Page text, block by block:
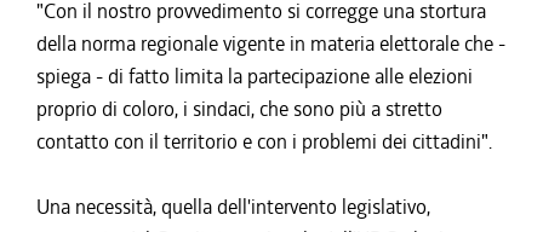
"Con il nostro provvedimento si corregge una stortura
della norma regionale vigente in materia elettorale che -
spiega - di fatto limita la partecipazione alle elezioni
proprio di coloro, i sindaci, che sono più a stretto
contatto con il territorio e con i problemi dei cittadini".
Una necessità, quella dell'intervento legislativo,